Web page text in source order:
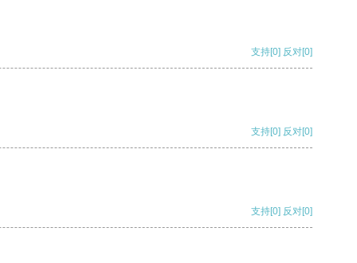
支持[0] 反对[0]
支持[0] 反对[0]
支持[0] 反对[0]